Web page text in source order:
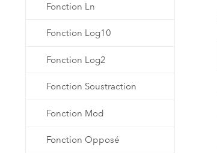
Fonction Ln
Fonction Log10
Fonction Log2
Fonction Soustraction
Fonction Mod
Fonction Opposé